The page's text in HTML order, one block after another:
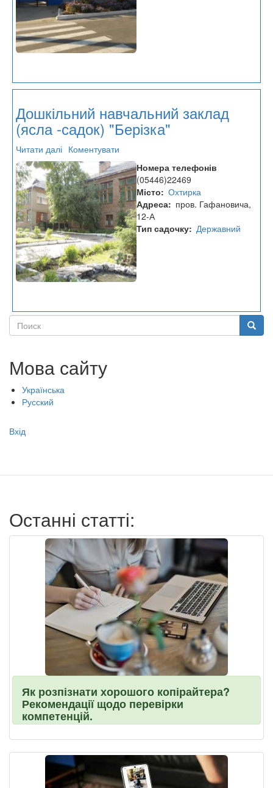
Дошкільний навчальний заклад
(ясла -садок) "Берізка"
Читати далі про
Дошкільний
навчальний
заклад
(ясла
-садок)
"Берізка"
Коментувати
Номера телефонів
(05446)22469
Місто
Охтирка
Адреса
пров. Гафановича,
12-А
Тип садочку Державний
Поиск Поиск
Мова сайту
Українська
Русский
Меню
записи
Вхід
Останні статті:
Як розпізнати хорошого копірайтера?
Рекомендації щодо перевірки
компетенцій.